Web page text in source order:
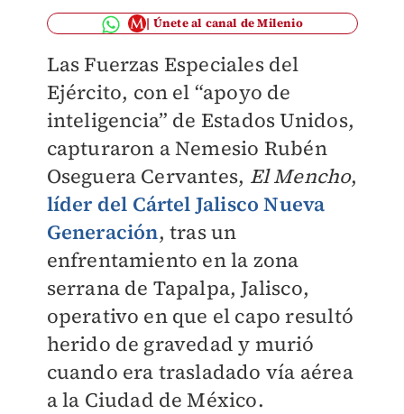
Únete al canal de Milenio
Las Fuerzas Especiales del
Ejército, con el “apoyo de
inteligencia” de Estados Unidos,
capturaron a Nemesio Rubén
Oseguera Cervantes, El Mencho,
líder del Cártel Jalisco Nueva
Generación, tras un
enfrentamiento en la zona
serrana de Tapalpa, Jalisco,
operativo en que el capo resultó
herido de gravedad y murió
cuando era trasladado vía aérea
a la Ciudad de México.